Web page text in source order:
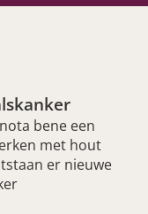
bene een
met hout
er nieuwe